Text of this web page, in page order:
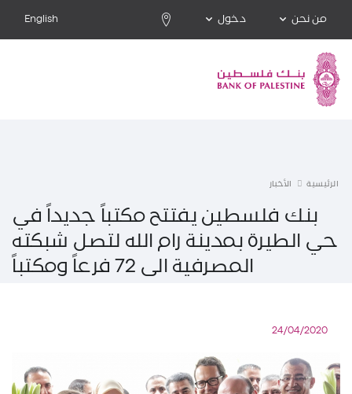
من نحن دخول English
الرئيسية الأخبار
بنك فلسطين يفتتح مكتباً جديداً في
حي الطيرة بمدينة رام الله لتصل شبكته
المصرفية الى 72 فرعاً ومكتباً
24/04/2020